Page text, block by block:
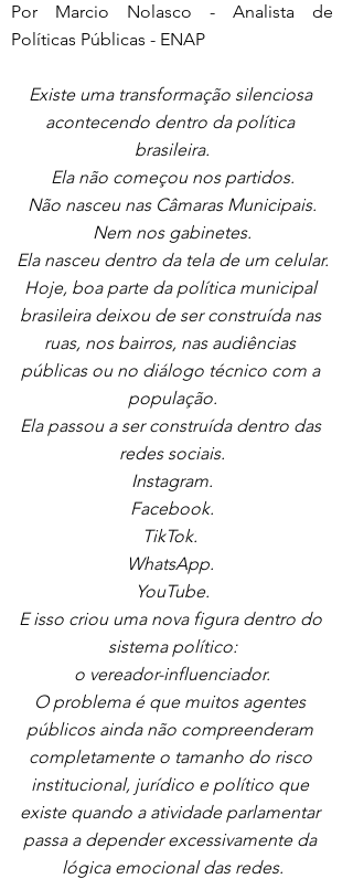
Por Marcio Nolasco - Analista de
Políticas Públicas - ENAP
Existe uma transformação silenciosa
acontecendo dentro da política
brasileira.
Ela não começou nos partidos.
Não nasceu nas Câmaras Municipais.
Nem nos gabinetes.
Ela nasceu dentro da tela de um celular.
Hoje, boa parte da política municipal
brasileira deixou de ser construída nas
ruas, nos bairros, nas audiências
públicas ou no diálogo técnico com a
população.
Ela passou a ser construída dentro das
redes sociais.
Instagram.
Facebook.
TikTok.
WhatsApp.
YouTube.
E isso criou uma nova figura dentro do
sistema político:
o vereador-influenciador.
O problema é que muitos agentes
públicos ainda não compreenderam
completamente o tamanho do risco
institucional, jurídico e político que
existe quando a atividade parlamentar
passa a depender excessivamente da
lógica emocional das redes.